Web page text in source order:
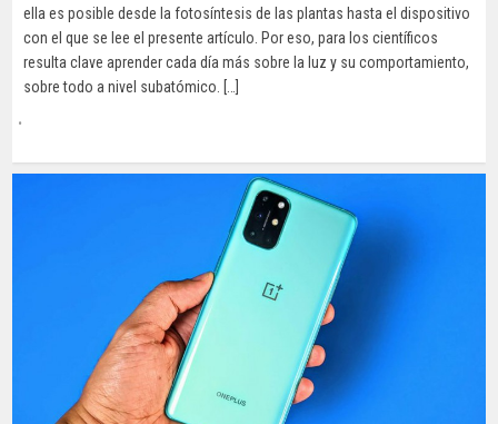
ella es posible desde la fotosíntesis de las plantas hasta el dispositivo
con el que se lee el presente artículo. Por eso, para los científicos
resulta clave aprender cada día más sobre la luz y su comportamiento,
sobre todo a nivel subatómico. […]